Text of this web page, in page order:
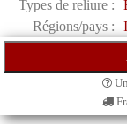
Types de reliure :
Régions/pays :